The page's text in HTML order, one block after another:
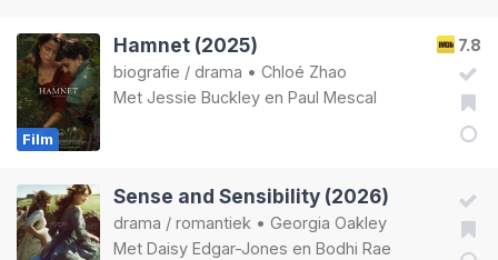
Film
7.8
Hamnet (2025)
biografie / drama • Chloé Zhao
Met Jessie Buckley en Paul Mescal
Sense and Sensibility (2026)
drama / romantiek • Georgia Oakley
Met Daisy Edgar-Jones en Bodhi Rae